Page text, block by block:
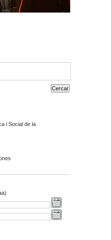
i Social de la